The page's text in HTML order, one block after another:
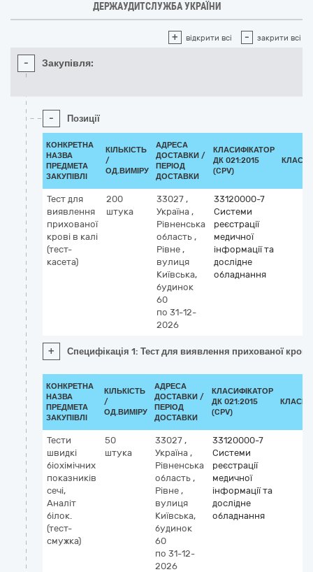
ДЕРЖАУДИТСЛУЖБА УКРАЇНИ
+ відкрити всі - закрити всі
- Закупівля:
- Позиції
КОНКРЕТНА
НАЗВА
ПРЕДМЕТА
ЗАКУПІВЛІ
КІЛЬКІСТЬ
/
ОД.ВИМІРУ
АДРЕСА
ДОСТАВКИ /
ПЕРІОД
ДОСТАВКИ
КЛАСИФІКАТОР
ДК 021:2015
(CPV)
Тест для
виявлення
прихованої
крові в калі
(тест-
касета)
200
штука
33027 ,
Україна ,
Рівненська
область ,
Рівне ,
вулиця
Київська,
будинок
60
по 31-12-
2026
33120000-7
Системи
реєстрації
медичної
інформації та
дослідне
обладнання
+ Специфікація 1: Тест для виявлення прихованої крові
КОНКРЕТНА
НАЗВА
ПРЕДМЕТА
ЗАКУПІВЛІ
КІЛЬКІСТЬ
/
ОД.ВИМІРУ
АДРЕСА
ДОСТАВКИ /
ПЕРІОД
ДОСТАВКИ
КЛАСИФІКАТОР
ДК 021:2015
(CPV)
Тести
швидкі
біохімічних
показників
сечі,
Аналіт
білок.
(тест-
смужка)
50
штука
33027 ,
Україна ,
Рівненська
область ,
Рівне ,
вулиця
Київська,
будинок
60
по 31-12-
2026
33120000-7
Системи
реєстрації
медичної
інформації та
дослідне
обладнання